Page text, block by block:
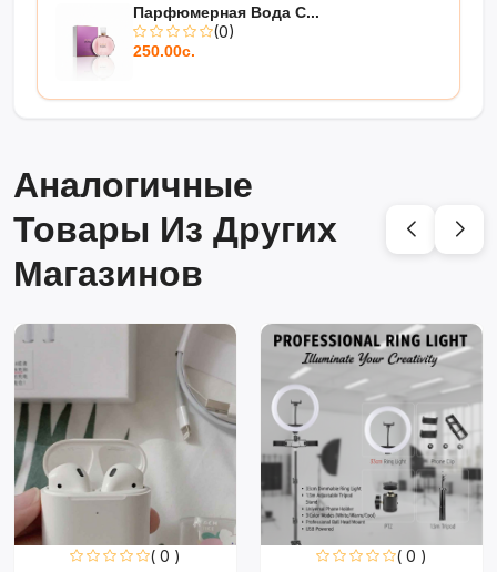
Парфюмерная Вода C...
(0)
250.00с.
Аналогичные
Товары Из Других
Магазинов
( 0 ) ( 0 )